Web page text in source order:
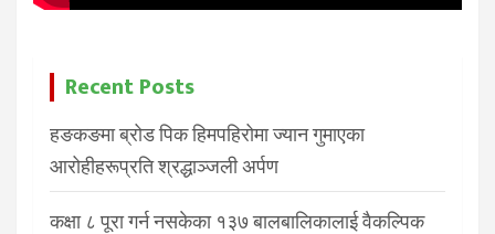
Recent Posts
हङकङमा ब्रोड पिक हिमपहिरोमा ज्यान गुमाएका
आरोहीहरूप्रति श्रद्धाञ्जली अर्पण
कक्षा ८ पूरा गर्न नसकेका १३७ बालबालिकालाई वैकल्पिक